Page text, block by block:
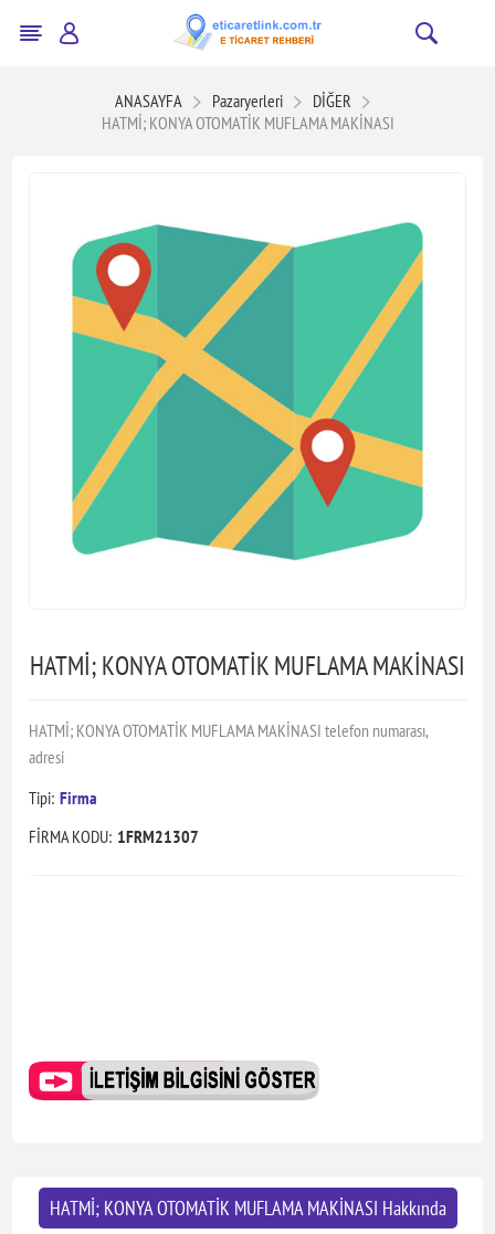
ANASAYFA Pazaryerleri
DİĞER
HATMİ; KONYA OTOMATİK MUFLAMA MAKİNASI
HATMİ; KONYA OTOMATİK MUFLAMA MAKİNASI
HATMİ; KONYA OTOMATİK MUFLAMA MAKİNASI telefon numarası,
adresi
Tipi: Firma
FİRMA KODU: 1FRM21307
HATMİ; KONYA OTOMATİK MUFLAMA MAKİNASI Hakkında